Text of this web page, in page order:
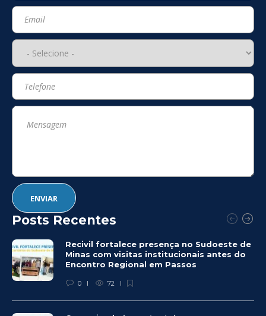
Posts Recentes
Recivil fortalece presença no Sudoeste de
Minas com visitas institucionais antes do
Encontro Regional em Passos
0 72